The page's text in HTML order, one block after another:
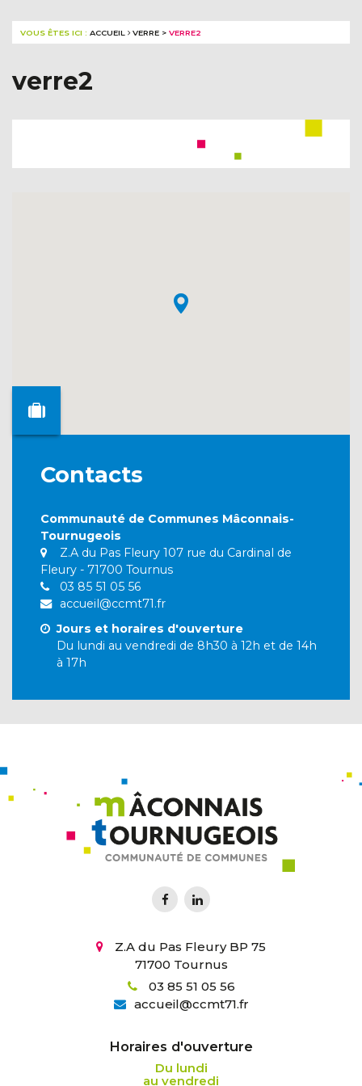
VOUS ÊTES ICI : ACCUEIL VERRE > VERRE2
verre2
Contacts
Communauté de Communes Mâconnais-
Tournugeois
Z.A du Pas Fleury 107 rue du Cardinal de
Fleury - 71700 Tournus
03 85 51 05 56
accueil@ccmt71.fr
Jours et horaires d'ouverture
Du lundi au vendredi de 8h30 à 12h et de 14h
à 17h
Z.A du Pas Fleury BP 75
71700 Tournus
03 85 51 05 56
accueil@ccmt71.fr
Horaires d'ouverture
Du lundi
au vendredi